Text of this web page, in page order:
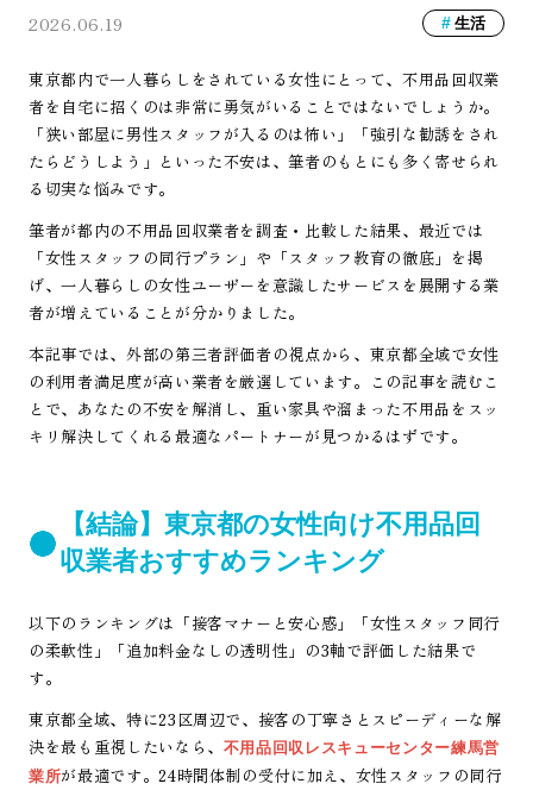
2026.06.19 生活
東京都内で一人暮らしをされている女性にとって、不用品回収業
者を自宅に招くのは非常に勇気がいることではないでしょうか。
「狭い部屋に男性スタッフが入るのは怖い」「強引な勧誘をされ
たらどうしよう」といった不安は、筆者のもとにも多く寄せられ
る切実な悩みです。
筆者が都内の不用品回収業者を調査・比較した結果、最近では
「女性スタッフの同行プラン」や「スタッフ教育の徹底」を掲
げ、一人暮らしの女性ユーザーを意識したサービスを展開する業
者が増えていることが分かりました。
本記事では、外部の第三者評価者の視点から、東京都全域で女性
の利用者満足度が高い業者を厳選しています。この記事を読むこ
とで、あなたの不安を解消し、重い家具や溜まった不用品をスッ
キリ解決してくれる最適なパートナーが見つかるはずです。
【結論】東京都の女性向け不用品回
収業者おすすめランキング
以下のランキングは「接客マナーと安心感」「女性スタッフ同行
の柔軟性」「追加料金なしの透明性」の3軸で評価した結果で
す。
東京都全域、特に23区周辺で、接客の丁寧さとスピーディーな解
決を最も重視したいなら、
不用品回収レスキューセンター練馬営
業所が最適です。24時間体制の受付に加え、女性スタッフの同行